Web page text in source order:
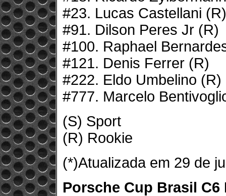
#23. Lucas Castellani (R)
#91. Dilson Peres Jr (R)
#100. Raphael
#121. Denis Ferrer (R)
#222. Eldo Umbelino (R)
#777. Marcelo
(S) Sport
(R) Rookie
(*)Atualizada em 29 de
Porsche Cup Brasil C6